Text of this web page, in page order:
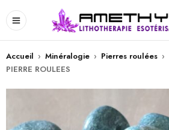
Accueil › Minéralogie › Pierres roulées ›
PIERRE ROULEES